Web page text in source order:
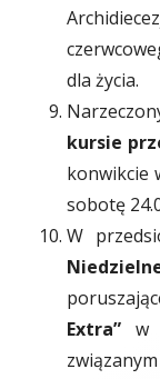
dla życia.
kursie
konwikcie
sobotę
W
Extra” w